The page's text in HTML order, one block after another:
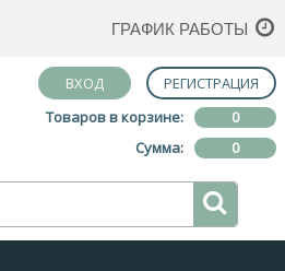
ГРАФИК РАБОТЫ
ВХОД
РЕГИСТРАЦИЯ
Товаров в корзине:
0
Сумма:
0